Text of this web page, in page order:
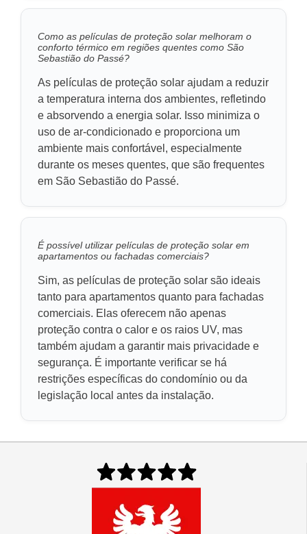
Como as películas de proteção solar melhoram o
conforto térmico em regiões quentes como São
Sebastião do Passé?
As películas de proteção solar ajudam a reduzir
a temperatura interna dos ambientes, refletindo
e absorvendo a energia solar. Isso minimiza o
uso de ar-condicionado e proporciona um
ambiente mais confortável, especialmente
durante os meses quentes, que são frequentes
em São Sebastião do Passé.
É possível utilizar películas de proteção solar em
apartamentos ou fachadas comerciais?
Sim, as películas de proteção solar são ideais
tanto para apartamentos quanto para fachadas
comerciais. Elas oferecem não apenas
proteção contra o calor e os raios UV, mas
também ajudam a garantir mais privacidade e
segurança. É importante verificar se há
restrições específicas do condomínio ou da
legislação local antes da instalação.